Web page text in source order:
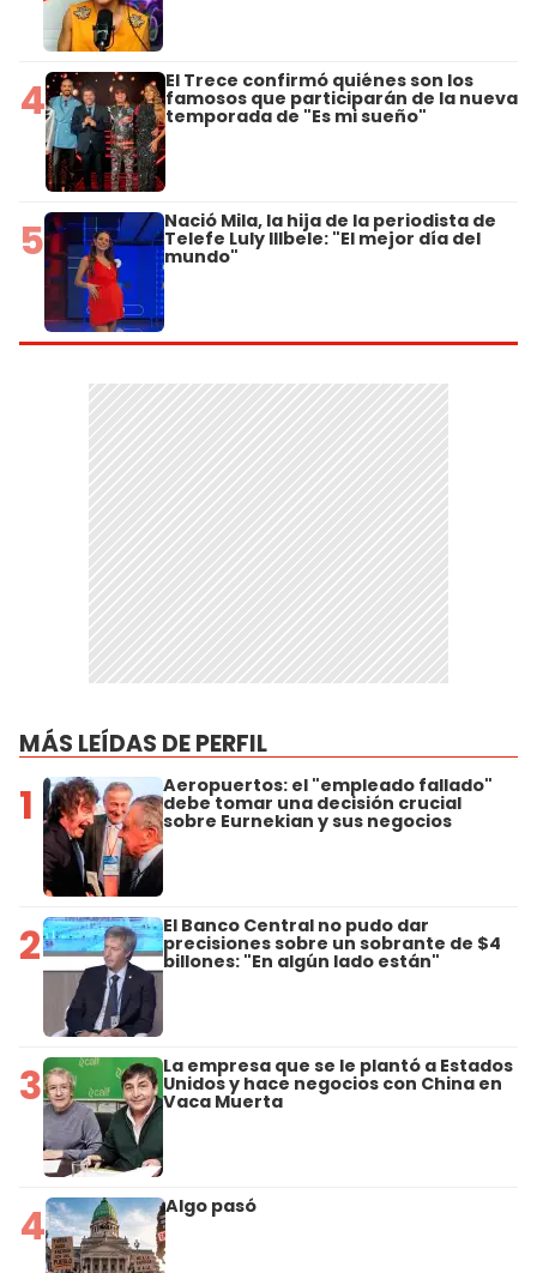
4 El Trece confirmó quiénes son los
famosos que participarán de la nueva
temporada de "Es mi sueño"
5 Nació Mila, la hija de la periodista de
Telefe Luly Illbele: "El mejor día del
mundo"
MÁS LEÍDAS DE PERFIL
1 Aeropuertos: el "empleado fallado"
debe tomar una decisión crucial
sobre Eurnekian y sus negocios
2 El Banco Central no pudo dar
precisiones sobre un sobrante de $4
billones: "En algún lado están"
3 La empresa que se le plantó a Estados
Unidos y hace negocios con China en
Vaca Muerta
4 Algo pasó